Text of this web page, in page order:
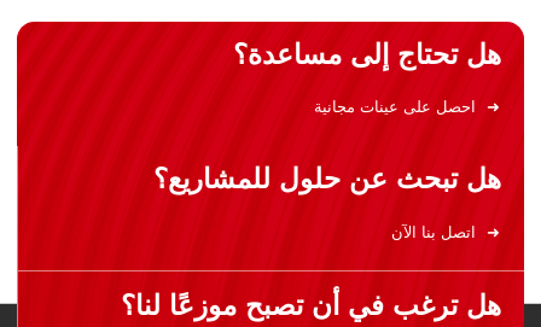
هل تحتاج إلى مساعدة؟
احصل على عينات مجانية
هل تبحث عن حلول للمشاريع؟
اتصل بنا الآن
هل ترغب في أن تصبح موزعًا لنا؟